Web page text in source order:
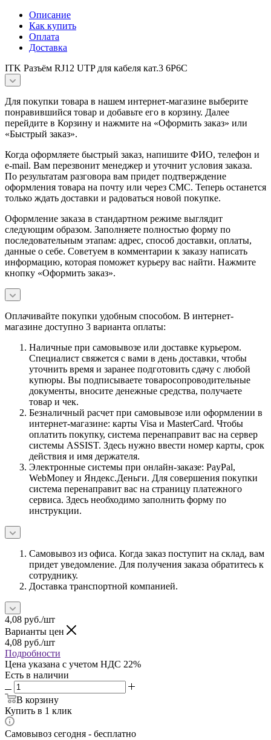
Описание
Как купить
Оплата
Доставка
ITK Разъём RJ12 UTP для кабеля кат.3 6P6C
Для покупки товара в нашем интернет-магазине выберите
понравившийся товар и добавьте его в корзину. Далее
перейдите в Корзину и нажмите на «Оформить заказ» или
«Быстрый заказ».
Когда оформляете быстрый заказ, напишите ФИО, телефон и
e-mail. Вам перезвонит менеджер и уточнит условия заказа.
По результатам разговора вам придет подтверждение
оформления товара на почту или через СМС. Теперь останется
только ждать доставки и радоваться новой покупке.
Оформление заказа в стандартном режиме выглядит
следующим образом. Заполняете полностью форму по
последовательным этапам: адрес, способ доставки, оплаты,
данные о себе. Советуем в комментарии к заказу написать
информацию, которая поможет курьеру вас найти. Нажмите
кнопку «Оформить заказ».
Оплачивайте покупки удобным способом. В интернет-
магазине доступно 3 варианта оплаты:
Наличные при самовывозе или доставке курьером.
Специалист свяжется с вами в день доставки, чтобы
уточнить время и заранее подготовить сдачу с любой
купюры. Вы подписываете товаросопроводительные
документы, вносите денежные средства, получаете
товар и чек.
Безналичный расчет при самовывозе или оформлении в
интернет-магазине: карты Visa и MasterCard. Чтобы
оплатить покупку, система перенаправит вас на сервер
системы ASSIST. Здесь нужно ввести номер карты, срок
действия и имя держателя.
Электронные системы при онлайн-заказе: PayPal,
WebMoney и Яндекс.Деньги. Для совершения покупки
система перенаправит вас на страницу платежного
сервиса. Здесь необходимо заполнить форму по
инструкции.
Самовывоз из офиса. Когда заказ поступит на склад, вам
придет уведомление. Для получения заказа обратитесь к
сотруднику.
Доставка транспортной компанией.
4,08 руб./шт
Варианты цен
4,08 руб./шт
Подробности
Цена указана с учетом НДС 22%
Есть в наличии
В корзину
Купить в 1 клик
Самовывоз сегодня - бесплатно